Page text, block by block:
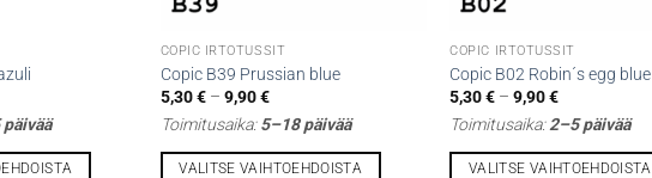
COPIC IRTOTUSSIT
Copic B39 Prussian blue
5,30€ – 9,90€Hintaluokka:
-
Toimitusaika:5–18 päivää
VALITSE VAIHTOEHDOISTA
COPIC IRTOTUSSIT
Copic B02 Robin´s egg blue
5,30€ – 9,90€Hintaluokka:
-
Toimitusaika:2–5 päivää
VALITSE VAIHTOEHDOISTA